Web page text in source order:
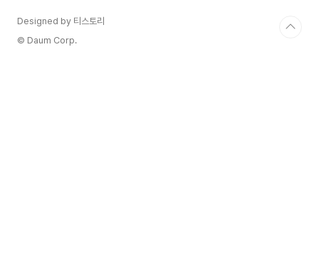
Designed by 티스토리
© Daum Corp.